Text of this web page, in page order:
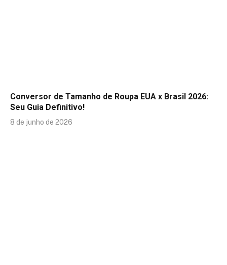
Conversor de Tamanho de Roupa EUA x Brasil 2026:
Seu Guia Definitivo!
8 de junho de 2026